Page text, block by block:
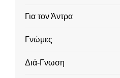
Για τον Άντρα
Γνώμες
Διά-Γνωση